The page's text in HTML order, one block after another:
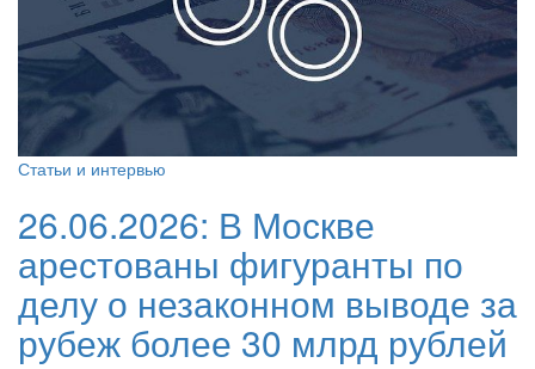
Статьи и интервью
26.06.2026: В Москве
арестованы фигуранты по
делу о незаконном выводе за
рубеж более 30 млрд рублей